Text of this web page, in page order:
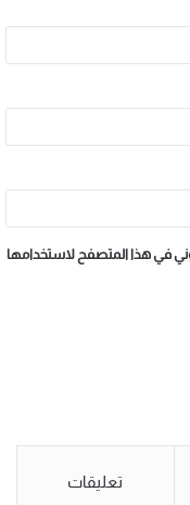
في هذا المتصفح لاستخدامها
تعليقات